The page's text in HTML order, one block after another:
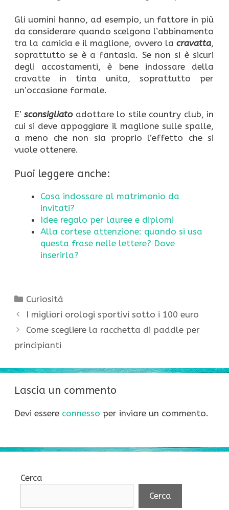
Gli uomini hanno, ad esempio, un fattore in più
da considerare quando scelgono l’abbinamento
tra la camicia e il maglione, ovvero la cravatta,
soprattutto se è a fantasia. Se non si è sicuri
degli accostamenti, è bene indossare della
cravatte in tinta unita, soprattutto per
un’occasione formale.
E’sconsigliatoadottare lo stile country club, in
cui si deve appoggiare il maglione sulle spalle,
a meno che non sia proprio l’effetto che si
vuole ottenere.
Puoi leggere anche:
Cosa indossare al matrimonio da
invitati?
Idee regalo per lauree e diplomi
Alla cortese attenzione: quando si usa
questa frase nelle lettere? Dove
inserirla?
Categorie
Curiosità
I migliori orologi sportivi sotto i 100 euro
Come scegliere la racchetta di paddle per
principianti
Lascia un commento
Devi essere connesso per inviare un commento.
Cerca
Cerca